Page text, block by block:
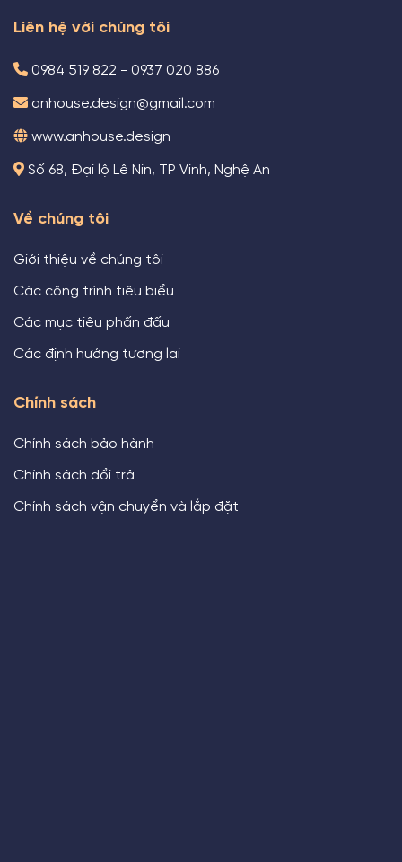
Liên hệ với chúng tôi
0984 519 822 - 0937 020 886
anhouse.design@gmail.com
www.anhouse.design
Số 68, Đại lộ Lê Nin, TP Vinh, Nghệ An
Về chúng tôi
Giới thiệu về chúng tôi
Các công trình tiêu biểu
Các mục tiêu phấn đấu
Các định hướng tương lai
Chính sách
Chính sách bảo hành
Chính sách đổi trả
Chính sách vận chuyển và lắp đặt